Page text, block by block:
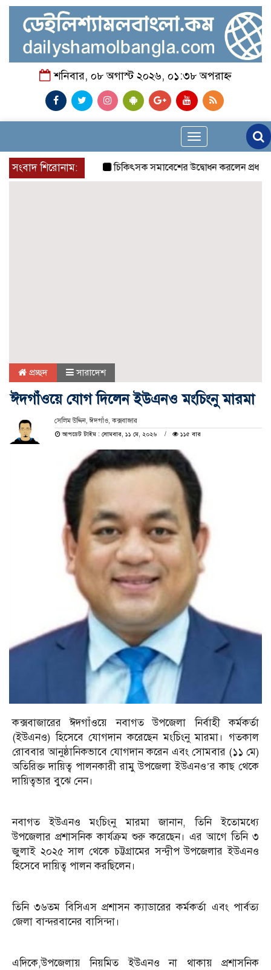
শনিবার, ০৮ অগাস্ট ২০২৬, ০১:৩৮ অপরাহ্ন
Toggle
navigation
সংবাদ শিরোনাম:
চিকিৎসক সমাবেশের উদ্বোধন করলেন প্রধানমন্ত্রী
প্রচ্ছদ সারাদেশ
ঈদগাঁওয়ে যোগ দিলেন ইউএনও মংচিংনু মারমা
সেলিম উদ্দিন, ঈদগাঁও, কক্সবাজার
আপডেট টাইম : সোমবার, ১১ মে, ২০২৬
১১৫ বার
কক্সবাজারের ঈদগাঁওয়ে নবাগত উপজেলা নির্বাহী কর্মকর্তা
(ইউএনও) হিসেবে যোগদান করেছেন মংচিংনু মারমা। গতকাল
রোববার আনুষ্ঠানিকভাবে যোগদান করেন এবং সোমবার (১১ মে)
অতিরিক্ত দায়িত্ব পালনকারী রামু উপজেলা ইউএনও’র কাছ থেকে
দায়িত্বভার বুঝে নেন।
নবাগত ইউএনও মংচিংনু মারমা জানান, তিনি ইতোমধ্যে
উপজেলার প্রশাসনিক কার্যক্রম শুরু করেছেন। এর আগে তিনি ৩
জুলাই ২০২৫ সাল থেকে চট্টগ্রামের সন্দ্বীপ উপজেলার ইউএনও
হিসেবে দায়িত্ব পালন করছিলেন।
তিনি ৩৬তম বিসিএস প্রশাসন ক্যাডারের কর্মকর্তা এবং পার্বত্য
জেলা বান্দরবানের বাসিন্দা।
এদিকে,উপজেলায় নিয়মিত ইউএনও না থাকায় প্রশাসনিক